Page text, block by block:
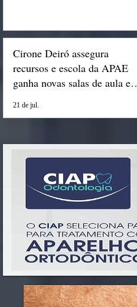
Cirone Deiró assegura
recursos e escola da APAE
ganha novas salas de aula em
21 de jul.